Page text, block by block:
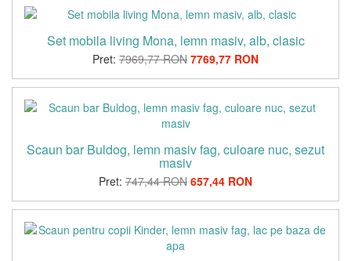
Set mobila living Mona, lemn masiv, alb, clasic
Pret: 7969,77 RON 7769,77 RON
Scaun bar Buldog, lemn masiv fag, culoare nuc, sezut
masiv
Pret: 747,44 RON 657,44 RON